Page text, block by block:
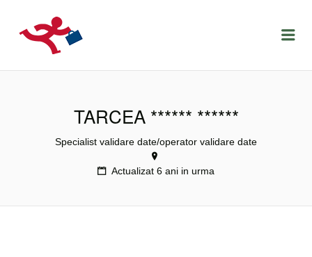
LOCURIDEMUNCACLUJ.NET
TARCEA ****** ******
Specialist validare date/operator validare date
Actualizat 6 ani in urma